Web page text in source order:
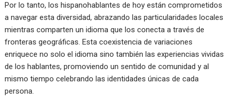
Por lo tanto, los hispanohablantes de hoy están comprometidos
a navegar esta diversidad, abrazando las particularidades locales
mientras comparten un idioma que los conecta a través de
fronteras geográficas. Esta coexistencia de variaciones
enriquece no solo el idioma sino también las experiencias vividas
de los hablantes, promoviendo un sentido de comunidad y al
mismo tiempo celebrando las identidades únicas de cada
persona.